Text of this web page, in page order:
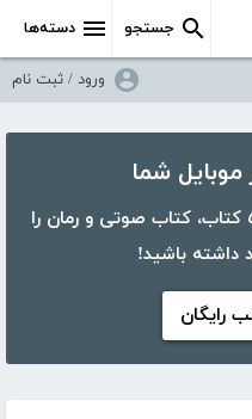
دسته‌ها جستجو
ورود / ثبت نام
با اپلیکیشن کتابراه، بیش از ۵۰،۰۰۰ کتاب، کتاب صوتی و رمان را
داشته باشید!
رایگان